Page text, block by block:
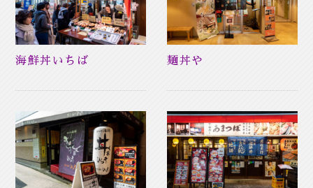
海鮮丼いちば 麺丼や